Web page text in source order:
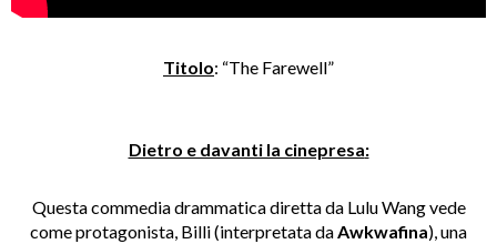
Titolo: “The Farewell”
Dietro e davanti la cinepresa:
Questa commedia drammatica diretta da Lulu Wang vede
come protagonista, Billi (interpretata daAwkwafina), una